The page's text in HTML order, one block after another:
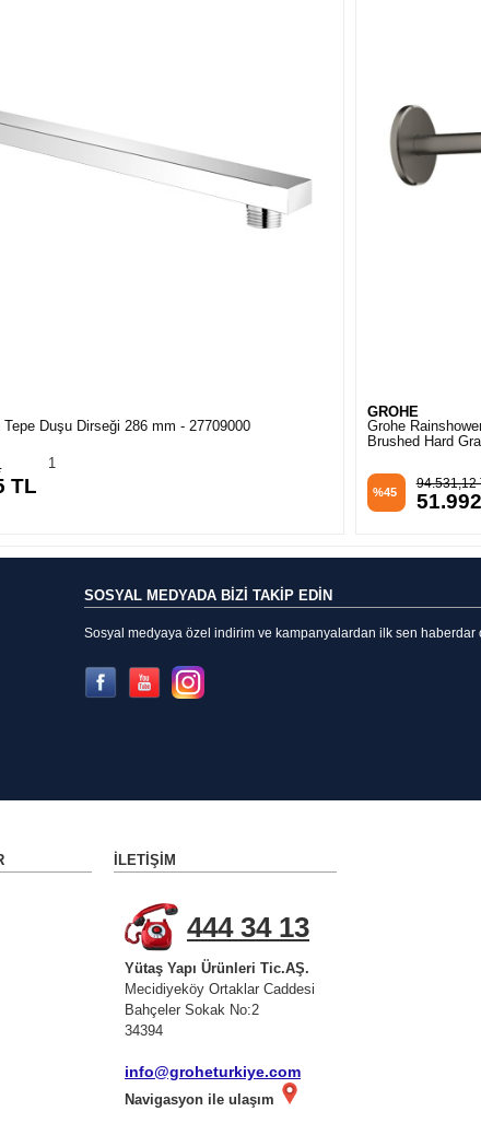
310 Tepe Duşu Seti 430 Mm, 2 Akışlı
TL
GROHE
Grohe
Cool Sunrise –
%45
52.143,73
SOSYAL MEDYADA BİZİ TAKİP EDİN
Sosyal medyaya özel indirim ve kampanyalardan ilk sen haberdar
İLETIŞIM
444 34 13
Yütaş Yapı Ürünleri Tic.AŞ.
Mecidiyeköy Ortaklar Caddesi
Bahçeler Sokak No:2
34394
info@groheturkiye.com
Navigasyon ile ulaşım